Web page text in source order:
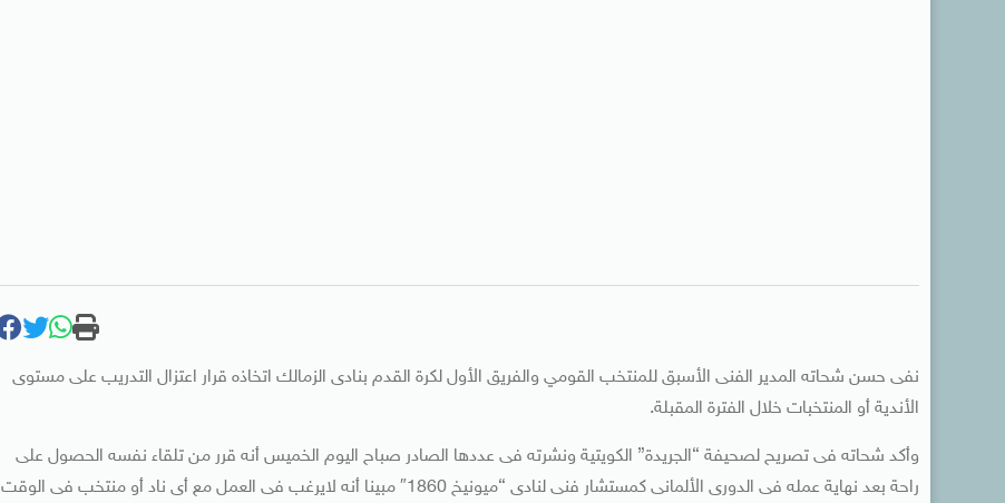
نفى حسن شحاته المدير الفنى الأسبق للمنتخب القومي والفريق الأول لكرة القدم بنادى الزمالك اتخاذه قرار اعتزال التدريب على مستوى
الأندية أو المنتخبات خلال الفترة المقبلة.
وأكد شحاته فى تصريح لصحيفة “الجريدة” الكويتية ونشرته فى عددها الصادر صباح اليوم الخميس أنه قرر من تلقاء نفسه الحصول على
راحة بعد نهاية عمله فى الدورى الألمانى كمستشار فنى لنادى “ميونيخ 1860″ مبينا أنه لايرغب فى العمل مع أى ناد أو منتخب فى الوقت